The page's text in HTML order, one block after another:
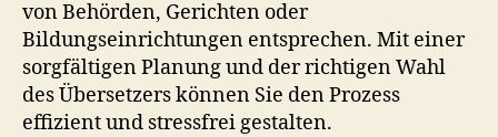
von Behörden, Gerichten oder
Bildungseinrichtungen entsprechen. Mit einer
sorgfältigen Planung und der richtigen Wahl
des Übersetzers können Sie den Prozess
effizient und stressfrei gestalten.